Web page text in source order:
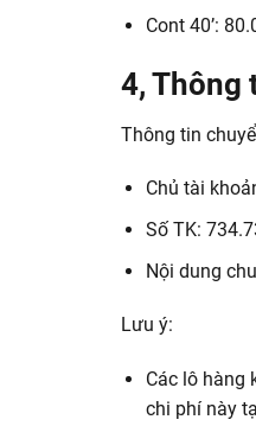
Cont 40’:
4, Thông
Thông tin
Chủ tài
Số TK:
Nội dung
Lưu ý:
Các lô hàng
chi phí này